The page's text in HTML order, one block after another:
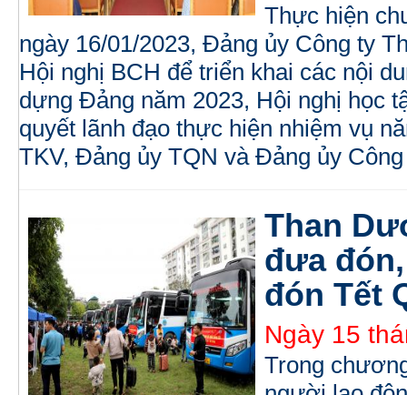
Thực hiện
ngày 16/01/2023, Đảng ủy Công ty
Hội nghị BCH để triển khai các nội
dựng Đảng năm 2023, Hội nghị học
quyết lãnh đạo thực hiện nhiệm vụ
TKV, Đảng ủy TQN và Đảng ủy Công
Than
đưa
đón Tết
Ngày 15
Trong